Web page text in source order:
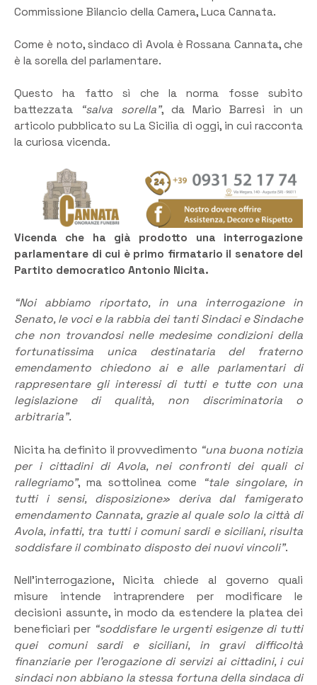
Commissione Bilancio della Camera, Luca Cannata.
Come è noto, sindaco di Avola è Rossana Cannata, che
è la sorella del parlamentare.
Questo ha fatto sì che la norma fosse subito
battezzata
“salva sorella”, da Mario Barresi in un
articolo pubblicato su La Sicilia di oggi, in cui racconta
la curiosa vicenda.
Vicenda che ha già prodotto una interrogazione
parlamentare di cui è primo firmatario il senatore del
Partito democratico Antonio Nicita.
“Noi abbiamo riportato, in una interrogazione in
Senato, le voci e la rabbia dei tanti Sindaci e Sindache
che non trovandosi nelle medesime condizioni della
fortunatissima unica destinataria del fraterno
emendamento chiedono ai e alle parlamentari di
rappresentare gli interessi di tutti e tutte con una
legislazione di qualità, non discriminatoria o
arbitraria”.
Nicita ha definito il provvedimento “una buona notizia
per i cittadini di Avola, nei confronti dei quali ci
rallegriamo”, ma sottolinea come
“tale singolare, in
tutti i sensi, disposizione» deriva dal famigerato
emendamento Cannata, grazie al quale solo la città di
Avola, infatti, tra tutti i comuni sardi e siciliani, risulta
soddisfare il combinato disposto dei nuovi vincoli”.
Nell’interrogazione, Nicita chiede al governo quali
misure intende intraprendere per modificare le
decisioni assunte, in modo da estendere la platea dei
beneficiari per “soddisfare le urgenti esigenze di tutti
quei comuni sardi e siciliani, in gravi difficoltà
finanziarie per l’erogazione di servizi ai cittadini, i cui
sindaci non abbiano la stessa fortuna della sindaca di